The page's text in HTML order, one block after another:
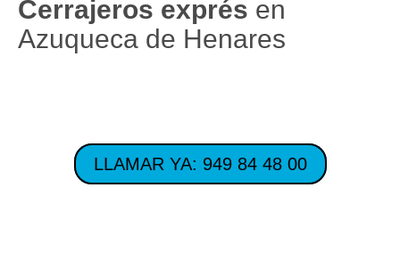
Cerrajeros exprés en
Azuqueca de Henares
LLAMAR YA: 949 84 48 00